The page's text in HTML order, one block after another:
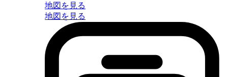
地図を見る
地図を見る